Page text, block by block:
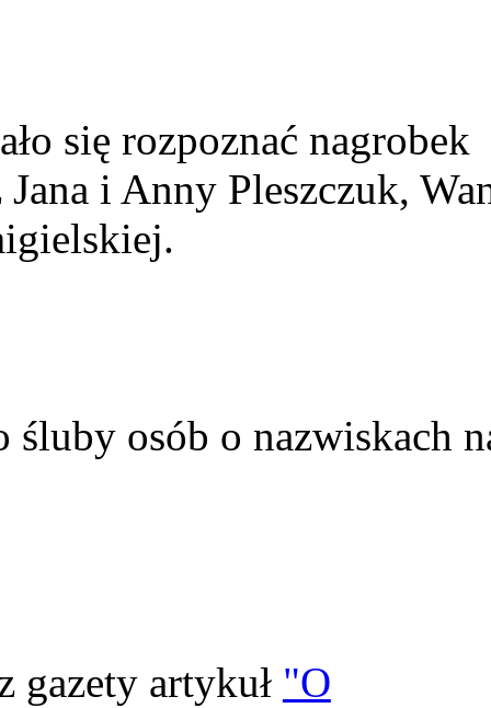
się rozpoznać nagrobek
i Anny Pleszczuk,
śluby osób o nazwiskach
gazety artykuł "O